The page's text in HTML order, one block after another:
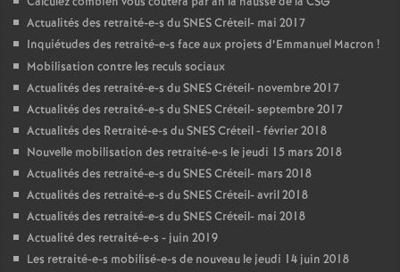
Actualités des retraité-e-s duSNESCréteil- mai 2017
Inquiétudes des retraité-e-s face aux projets d’Emmanuel Macron !
Mobilisation contre les reculs sociaux
Actualités des retraité-e-s duSNESCréteil- novembre 2017
Actualités des retraité-e-s duSNESCréteil- septembre 2017
Actualités des Retraité-e-s duSNESCréteil - février 2018
Nouvelle mobilisation des retraité-e-s le jeudi 15 mars 2018
Actualités des retraité-e-s duSNESCréteil- mars 2018
Actualités des retraité-e-s duSNESCréteil- avril 2018
Actualités des retraité-e-s duSNESCréteil- mai 2018
Actualité des retraité-e-s - juin 2019
Les retraité-e-s mobilisé-e-s de nouveau le jeudi 14 juin 2018